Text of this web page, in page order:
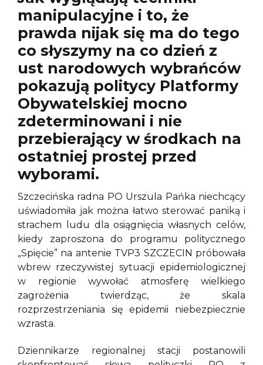
manipulacyjne i to, że
prawda nijak się ma do tego
co słyszymy na co dzień z
ust narodowych wybrańców
pokazują politycy Platformy
Obywatelskiej mocno
zdeterminowani i nie
przebierający w środkach na
ostatniej prostej przed
wyborami.
Szczecińska radna PO Urszula Pańka niechcący
uświadomiła jak można łatwo sterować paniką i
strachem ludu dla osiągnięcia własnych celów,
kiedy zaproszona do programu politycznego
„Spięcie” na antenie TVP3 SZCZECIN próbowała
wbrew rzeczywistej sytuacji epidemiologicznej
w regionie wywołać atmosferę wielkiego
zagrożenia twierdząc, że skala
rozprzestrzeniania się epidemii niebezpiecznie
wzrasta.
Dziennikarze regionalnej stacji postanowili